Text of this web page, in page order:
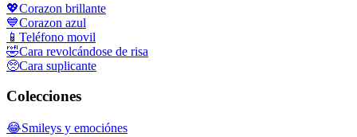
💖Corazon brillante
💙Corazon azul
📱 Teléfono movil
🤣Cara revolcándose de risa
🥺Cara suplicante
Colecciones
😂Smileys y emociónes